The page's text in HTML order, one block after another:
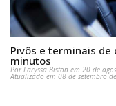
Pivôs e terminais de
minutos
Por Laryssa Biston em 20 de
Atualizado em 08 de setembro